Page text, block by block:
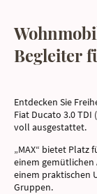
Begleiter
Entdecken Sie
Fiat Ducato 3.0 TDI
voll ausgestattet.
„MAX“ bietet Platz
einem
einem praktischen
Gruppen.